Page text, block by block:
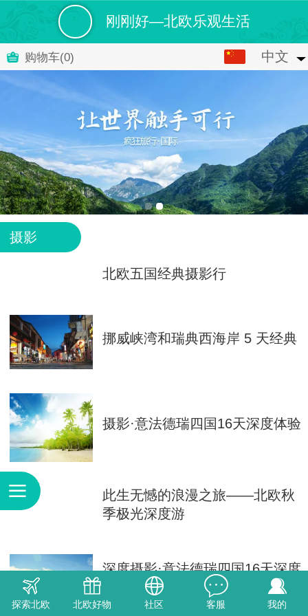
刚刚好—北欧乐观生活
购物车(0) 中文
中文
摄影
北欧五国经典摄影行
挪威峡湾和瑞典西海岸 5 天经典
摄影·意法德瑞四国16天深度体验
此生无憾的浪漫之旅——北欧秋
季极光深度游
深度摄影·意法德瑞四国16天深度
探索北欧 北欧好物 社区 客服 我的